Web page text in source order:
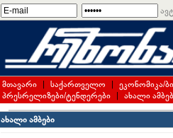
მთავარი | საქართველო | ეკონომიკა/
პრესრელიზები/ტენდერები | ახალი
ახალი ამბები